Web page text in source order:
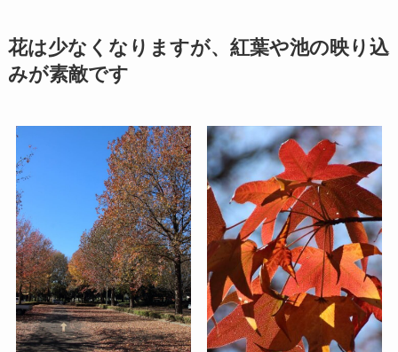
花は少なくなりますが、紅葉や池の映り込
みが素敵です